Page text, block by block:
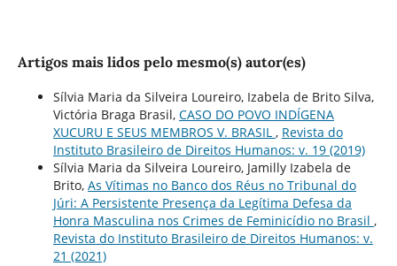
Artigos mais lidos pelo mesmo(s) autor(es)
Sílvia Maria da Silveira Loureiro, Izabela de Brito Silva,
Victória Braga Brasil, CASO DO POVO INDÍGENA
XUCURU E SEUS MEMBROS V. BRASIL , Revista do
Instituto Brasileiro de Direitos Humanos: v. 19 (2019)
Sílvia Maria da Silveira Loureiro, Jamilly Izabela de
Brito, As Vítimas no Banco dos Réus no Tribunal do
Júri: A Persistente Presença da Legítima Defesa da
Honra Masculina nos Crimes de Feminicídio no Brasil ,
Revista do Instituto Brasileiro de Direitos Humanos: v.
21 (2021)